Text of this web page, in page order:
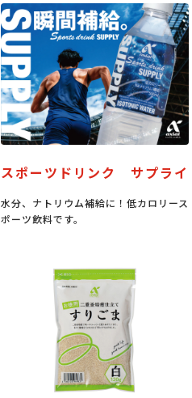
スポーツドリンク サプライ
水分、ナトリウム補給に！低カロリース
ポーツ飲料です。